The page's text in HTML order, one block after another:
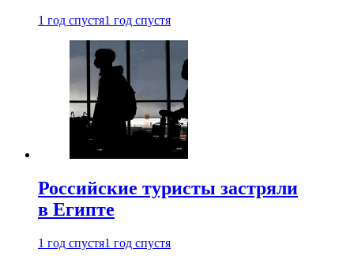
1 год спустя1 год спустя
Российские туристы застряли
в Египте
1 год спустя1 год спустя